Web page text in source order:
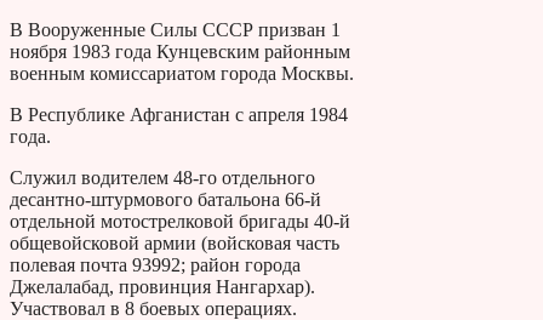
В Вооруженные Силы СССР призван 1
ноября 1983 года Кунцевским районным
военным комиссариатом города Москвы.
В Республике Афганистан с апреля 1984
года.
Служил водителем 48-го отдельного
десантно-штурмового батальона 66-й
отдельной мотострелковой бригады 40-й
общевойсковой армии (войсковая часть
полевая почта 93992; район города
Джелалабад, провинция Нангархар).
Участвовал в 8 боевых операциях.